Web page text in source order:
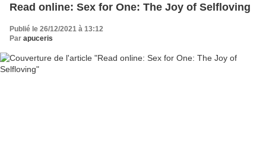
Read online: Sex for One: The Joy of Selfloving
Publié le 26/12/2021 à 13:12
Par apuceris